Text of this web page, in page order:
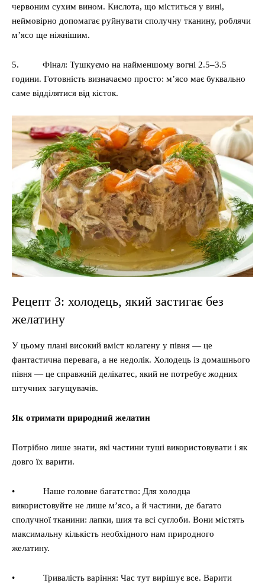
червоним сухим вином. Кислота, що міститься у вині,
неймовірно допомагає руйнувати сполучну тканину, роблячи
м’ясо ще ніжнішим.
5. Фінал: Тушкуємо на найменшому вогні 2.5–3.5
години. Готовність визначаємо просто: м’ясо має буквально
саме відділятися від кісток.
Рецепт 3: холодець, який застигає без
желатину
У цьому плані високий вміст колагену у півня — це
фантастична перевага, а не недолік. Холодець із домашнього
півня — це справжній делікатес, який не потребує жодних
штучних загущувачів.
Як отримати природний желатин
Потрібно лише знати, які частини туші використовувати і як
довго їх варити.
• Наше головне багатство: Для холодца
використовуйте не лише м’ясо, а й частини, де багато
сполучної тканини: лапки, шия та всі суглоби. Вони містять
максимальну кількість необхідного нам природного
желатину.
• Тривалість варіння: Час тут вирішує все. Варити